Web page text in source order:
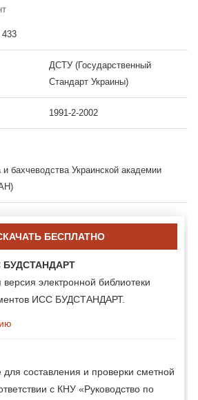
ДСТУ (Государственный
Стандарт Украины)
1991-2-2002
бахчеводства Украинской академии
БЕСПЛАТНО
БУДСТАНДАРТ
электронной библиотеки
ИСС БУДСТАНДАРТ.
составления и проверки сметной
с КНУ «Руководство по